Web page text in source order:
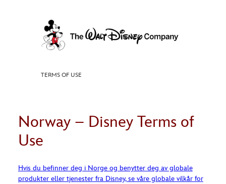
TERMS OF USE
Norway – Disney Terms of
Use
Hvis du befinner deg i Norge og benytter deg av globale
produkter eller tjenester fra Disney, se våre globale vilkår for